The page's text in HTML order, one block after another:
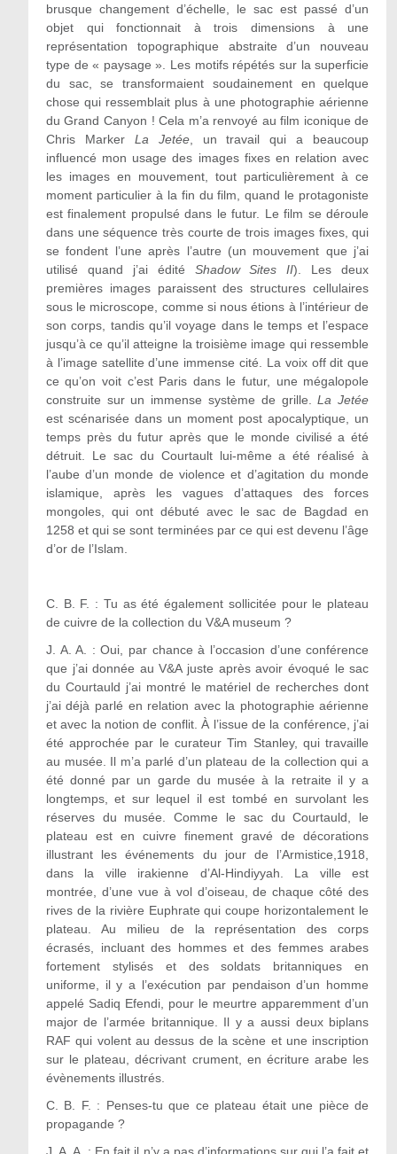
brusque changement d’échelle, le sac est passé d’un
objet qui fonctionnait à trois dimensions à une
représentation topographique abstraite d’un nouveau
type de « paysage ». Les motifs répétés sur la superficie
du sac, se transformaient soudainement en quelque
chose qui ressemblait plus à une photographie aérienne
du Grand Canyon ! Cela m’a renvoyé au film iconique de
Chris Marker La Jetée, un travail qui a beaucoup
influencé mon usage des images fixes en relation avec
les images en mouvement, tout particulièrement à ce
moment particulier à la fin du film, quand le protagoniste
est finalement propulsé dans le futur. Le film se déroule
dans une séquence très courte de trois images fixes, qui
se fondent l’une après l’autre (un mouvement que j’ai
utilisé quand j’ai édité Shadow Sites II). Les deux
premières images paraissent des structures cellulaires
sous le microscope, comme si nous étions à l’intérieur de
son corps, tandis qu’il voyage dans le temps et l’espace
jusqu’à ce qu’il atteigne la troisième image qui ressemble
à l’image satellite d’une immense cité. La voix off dit que
ce qu’on voit c’est Paris dans le futur, une mégalopole
construite sur un immense système de grille.La Jetée
est scénarisée dans un moment post apocalyptique, un
temps près du futur après que le monde civilisé a été
détruit. Le sac du Courtault lui-même a été réalisé à
l’aube d’un monde de violence et d’agitation du monde
islamique, après les vagues d’attaques des forces
mongoles, qui ont débuté avec le sac de Bagdad en
1258 et qui se sont terminées par ce qui est devenu l’âge
d’or de l’Islam.
C. B. F. : Tu as été également sollicitée pour le plateau
de cuivre de la collection du V&A museum ?
J. A. A. : Oui, par chance à l’occasion d’une conférence
que j’ai donnée au V&A juste après avoir évoqué le sac
du Courtauld j’ai montré le matériel de recherches dont
j’ai déjà parlé en relation avec la photographie aérienne
et avec la notion de conflit. À l’issue de la conférence, j’ai
été approchée par le curateur Tim Stanley, qui travaille
au musée. Il m’a parlé d’un plateau de la collection qui a
été donné par un garde du musée à la retraite il y a
longtemps, et sur lequel il est tombé en survolant les
réserves du musée. Comme le sac du Courtauld, le
plateau est en cuivre finement gravé de décorations
illustrant les événements du jour de l’Armistice,1918,
dans la ville irakienne d’Al-Hindiyyah. La ville est
montrée, d’une vue à vol d’oiseau, de chaque côté des
rives de la rivière Euphrate qui coupe horizontalement le
plateau. Au milieu de la représentation des corps
écrasés, incluant des hommes et des femmes arabes
fortement stylisés et des soldats britanniques en
uniforme, il y a l’exécution par pendaison d’un homme
appelé Sadiq Efendi, pour le meurtre apparemment d’un
major de l’armée britannique. Il y a aussi deux biplans
RAF qui volent au dessus de la scène et une inscription
sur le plateau, décrivant crument, en écriture arabe les
évènements illustrés.
C. B. F. : Penses-tu que ce plateau était une pièce de
propagande ?
J. A. A. : En fait il n’y a pas d’informations sur qui l’a fait et